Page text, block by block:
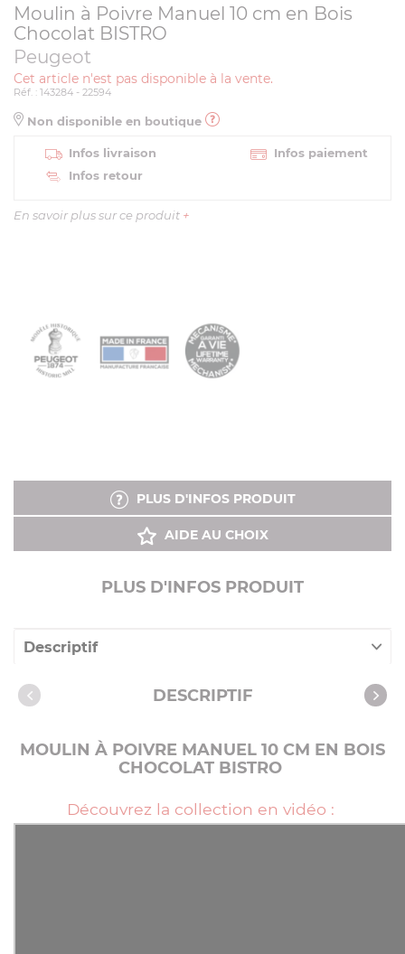
Moulin à Poivre Manuel 10 cm en Bois
Chocolat BISTRO
Peugeot
Cet article n'est pas disponible à la vente.
Réf. : 143284 - 22594
Non disponible en boutique
Infos livraison
Infos paiement
Infos retour
En savoir plus sur ce produit +
PLUS D'INFOS PRODUIT
AIDE AU CHOIX
PLUS D'INFOS PRODUIT
Descriptif
Caractéristiques
DESCRIPTIF
MOULIN À POIVRE MANUEL 10 CM EN BOIS
CHOCOLAT BISTRO
Découvrez la collection en vidéo :